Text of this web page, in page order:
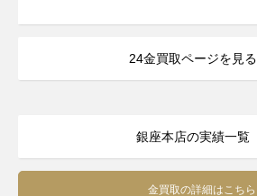
24金買取ページを見る
銀座本店の実績一覧
金買取の詳細はこちら